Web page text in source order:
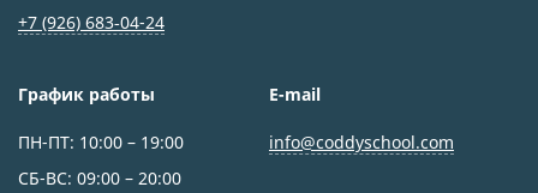
+7 (926) 683‑04-24
График работы
ПН-ПТ: 10:00 – 19:00
СБ-ВС: 09:00 – 20:00
E-mail
info@coddyschool.com